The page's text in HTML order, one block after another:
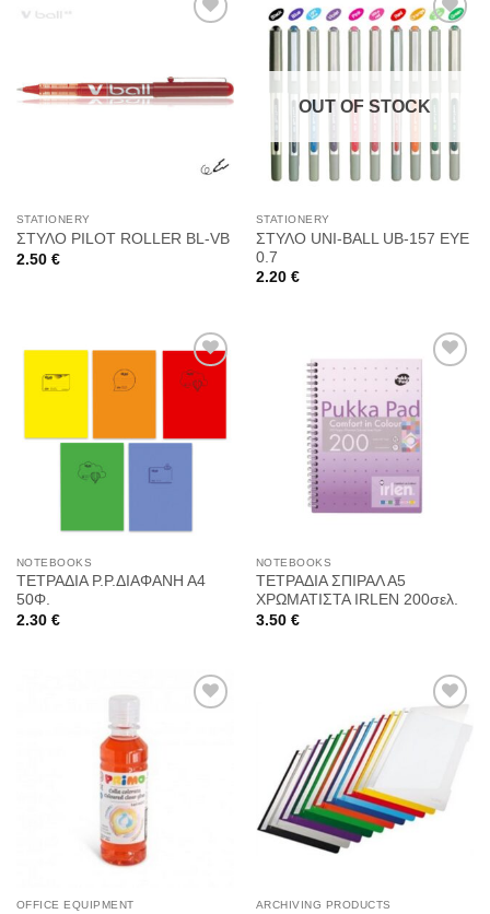
Προσθήκη
στη
Wishlist
STATIONERY
ΣΤΥΛΟ PILOT ROLLER BL-VB
2.50 €
Wishlist
OUT OF STOCK
STATIONERY
ΣΤΥΛΟ UNI-BALL UB-157 EYE
0.7
2.20 €
NOTEBOOKS
ΤΕΤΡΑΔΙΑ P.P.ΔΙΑΦΑΝΗ Α4
50Φ.
2.30 €
Προσθήκη
Wishlist
NOTEBOOKS
ΤΕΤΡΑΔΙΑ ΣΠΙΡΑΛ Α5
ΧΡΩΜΑΤΙΣΤΑ IRLEN 200σελ.
3.50 €
OFFICE EQUIPMENT ARCHIVING PRODUCTS